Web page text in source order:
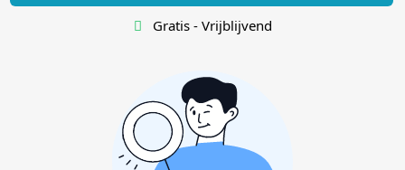
Gratis - Vrijblijvend